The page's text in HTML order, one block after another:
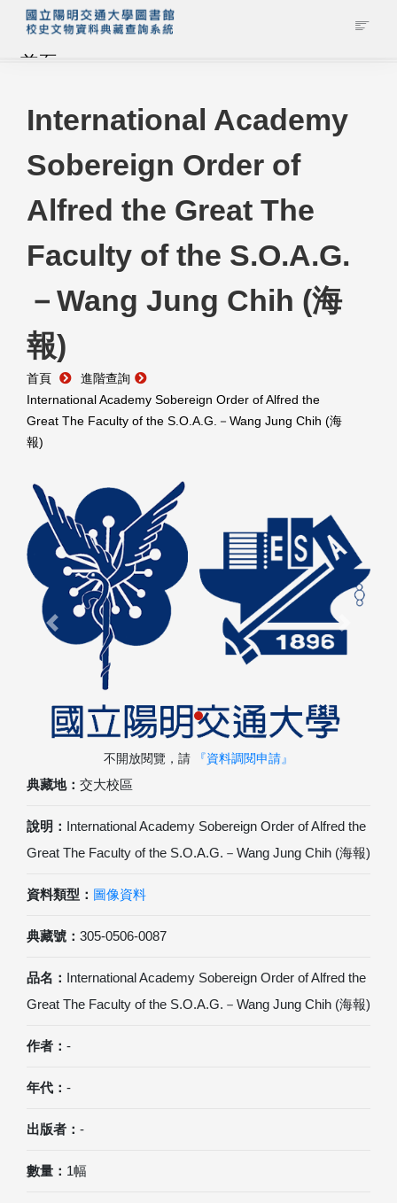
首頁
藏品查詢
校史館簡介
藏品清單全覽
資料調閱申請
管理者登入
International Academy
Sobereign Order of
Alfred the Great The
Faculty of the S.O.A.G.
－Wang Jung Chih (海
報)
首頁
進階查詢
International Academy Sobereign Order of Alfred the
Great The Faculty of the S.O.A.G.－Wang Jung Chih (海
報)
典藏地： 交大校區
說明： International Academy Sobereign Order of Alfred the
Great The Faculty of the S.O.A.G.－Wang Jung Chih (海報)
資料類型： 圖像資料
典藏號： 305-0506-0087
品名： International Academy Sobereign Order of Alfred the
Great The Faculty of the S.O.A.G.－Wang Jung Chih (海報)
作者： -
年代： -
出版者： -
數量： 1幅
Previous Next
不開放閱覽，請 『資料調閱申請』